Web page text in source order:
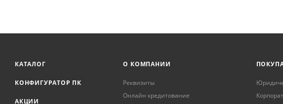
КАТАЛОГ
КОНФИГУРАТОР ПК
АКЦИИ
О КОМПАНИИ
Реквизиты
Онлайн кредитование